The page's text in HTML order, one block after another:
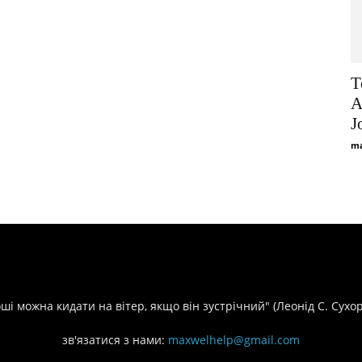
можна кидати на вітер, якщо він зустрічний" (Леонід С.
зв'язатися з нами: maxwelhelp@gmail.com